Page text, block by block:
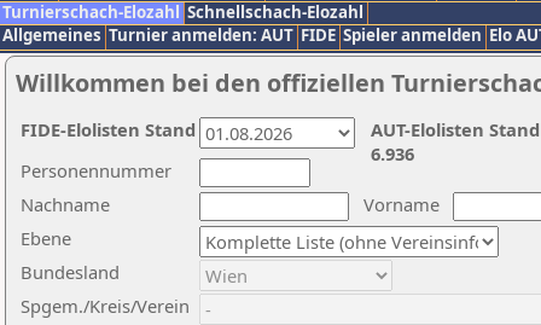
Turnierschach-Elozahl Schnellschach-Elozahl
Allgemeines Turnier anmelden: AUT FIDE Spieler anmelden Elo
Willkommen bei den offiziellen
Nachname
Vorname
Ebene
Personennummer
Bundesland
Spgem./Kreis/Verein
AUT-Elolisten
6.936
FIDE-Elolisten Stand